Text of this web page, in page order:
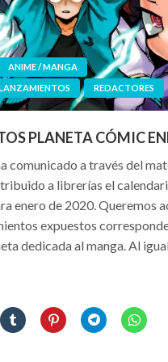
ANIME / MANGA
REDACTORES
PLANETA CÓMIC
comunicado a través del
a librerías el
enero de 2020. Queremos
expuestos
dedicada al manga. Al